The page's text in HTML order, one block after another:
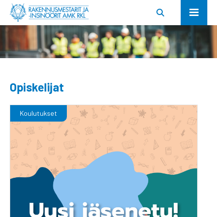
Opiskelijat
Koulutukset